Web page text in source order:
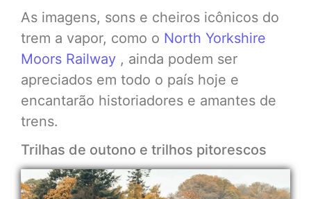
As imagens, sons e cheiros icônicos do
trem a vapor, como o North Yorkshire
Moors Railway , ainda podem ser
apreciados em todo o país hoje e
encantarão historiadores e amantes de
trens.
Trilhas de outono e trilhos pitorescos